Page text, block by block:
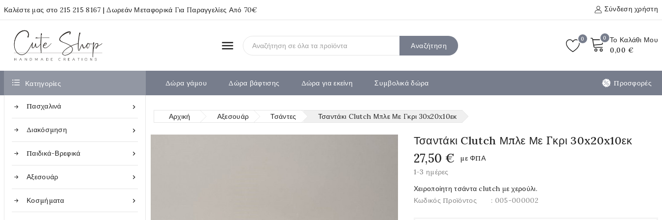
Καλέστε μας στο 215 215 8167 | Δωρεάν Μεταφορικά Για Παραγγελίες Από 70€ Σύνδεση χρήστη

0 Το Καλάθι Μου
0,00 €
Αναζήτηση
0
 Κατηγορίες

Πασχαλινά

Διακόσμηση

Παιδικά-Βρεφικά

Αξεσουάρ

Κοσμήματα
Δώρα γάμου Δώρα βάφτισης Δώρα για εκείνη Συμβολικά δώρα Προσφορές
Αρχική Αξεσουάρ Τσάντες Τσαντάκι Clutch Μπλε Με Γκρι 30x20x10εκ
Τσαντάκι Clutch Μπλε Με Γκρι 30x20x10εκ
27,50 €
με ΦΠΑ
1-3 ημέρες
Χειροποίητη τσάντα clutch με χερούλι.
Κωδικός Προϊόντος
: 005-000002